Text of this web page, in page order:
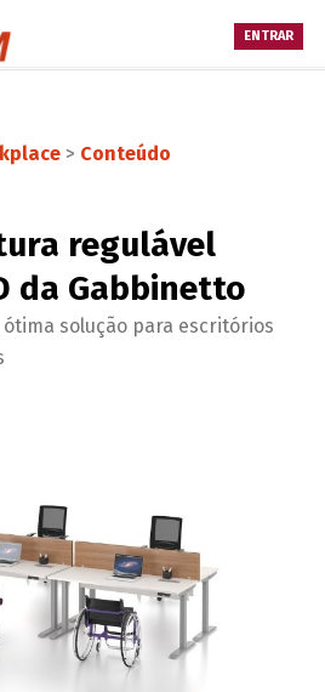
ENTRAR
> Conteúdo
regulável
da Gabbinetto
solução para escritórios